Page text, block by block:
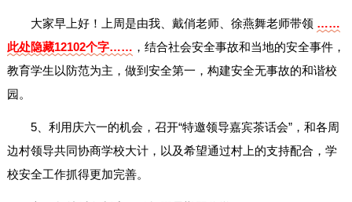
大家早上好！上周是由我、戴俏老师、徐燕舞老师带领 ……
此处隐藏12102个字…… ，结合社会安全事故和当地的安全事件，
教育学生以防范为主，做到安全第一，构建安全无事故的和谐校
园。
5、利用庆六一的机会，召开“特邀领导嘉宾茶话会”，和各周
边村领导共同协商学校大计，以及希望通过村上的支持配合，学
校安全工作抓得更加完善。